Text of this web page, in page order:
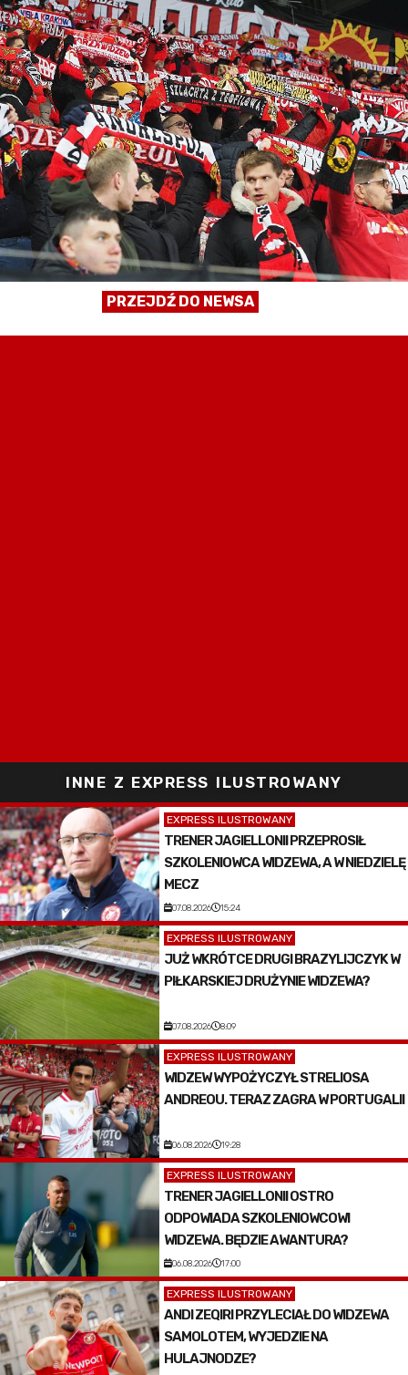
PRZEJDŹ DO NEWSA
INNE Z EXPRESS ILUSTROWANY
EXPRESS ILUSTROWANY
TRENER JAGIELLONII PRZEPROSIŁ
SZKOLENIOWCA WIDZEWA, A W NIEDZIELĘ
MECZ
07.08.2026 15:24
EXPRESS ILUSTROWANY
JUŻ WKRÓTCE DRUGI BRAZYLIJCZYK W
PIŁKARSKIEJ DRUŻYNIE WIDZEWA?
07.08.2026 8:09
EXPRESS ILUSTROWANY
WIDZEW WYPOŻYCZYŁ STRELIOSA
ANDREOU. TERAZ ZAGRA W PORTUGALII
06.08.2026 19:28
EXPRESS ILUSTROWANY
TRENER JAGIELLONII OSTRO
ODPOWIADA SZKOLENIOWCOWI
WIDZEWA. BĘDZIE AWANTURA?
06.08.2026 17:00
EXPRESS ILUSTROWANY
ANDI ZEQIRI PRZYLECIAŁ DO WIDZEWA
SAMOLOTEM, WYJEDZIE NA
HULAJNODZE?